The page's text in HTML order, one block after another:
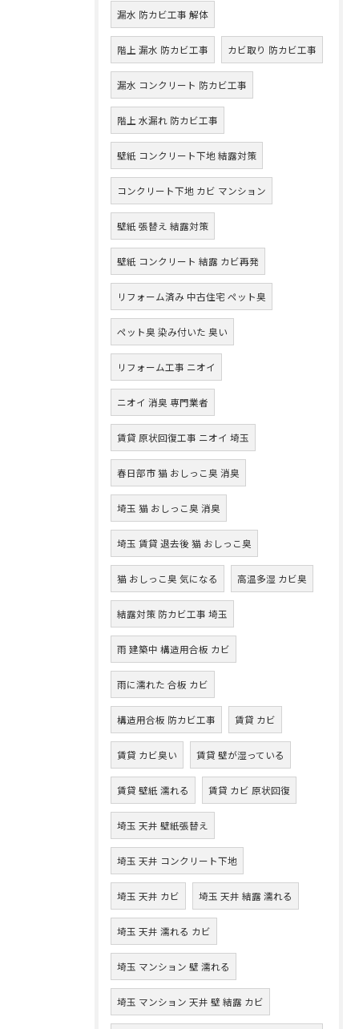
漏水 防カビ工事 解体
階上 漏水 防カビ工事 カビ取り 防カビ工事
漏水 コンクリート 防カビ工事
階上 水漏れ 防カビ工事
壁紙 コンクリート下地 結露対策
コンクリート下地 カビ マンション
壁紙 張替え 結露対策
壁紙 コンクリート 結露 カビ再発
リフォーム済み 中古住宅 ペット臭
ペット臭 染み付いた 臭い
リフォーム工事 ニオイ
ニオイ 消臭 専門業者
賃貸 原状回復工事 ニオイ 埼玉
春日部市 猫 おしっこ臭 消臭
埼玉 猫 おしっこ臭 消臭
埼玉 賃貸 退去後 猫 おしっこ臭
猫 おしっこ臭 気になる 高温多湿 カビ臭
結露対策 防カビ工事 埼玉
雨 建築中 構造用合板 カビ
雨に濡れた 合板 カビ
構造用合板 防カビ工事 賃貸 カビ
賃貸 カビ臭い 賃貸 壁が湿っている
賃貸 壁紙 濡れる 賃貸 カビ 原状回復
埼玉 天井 壁紙張替え
埼玉 天井 コンクリート下地
埼玉 天井 カビ 埼玉 天井 結露 濡れる
埼玉 天井 濡れる カビ
埼玉 マンション 壁 濡れる
埼玉 マンション 天井 壁 結露 カビ